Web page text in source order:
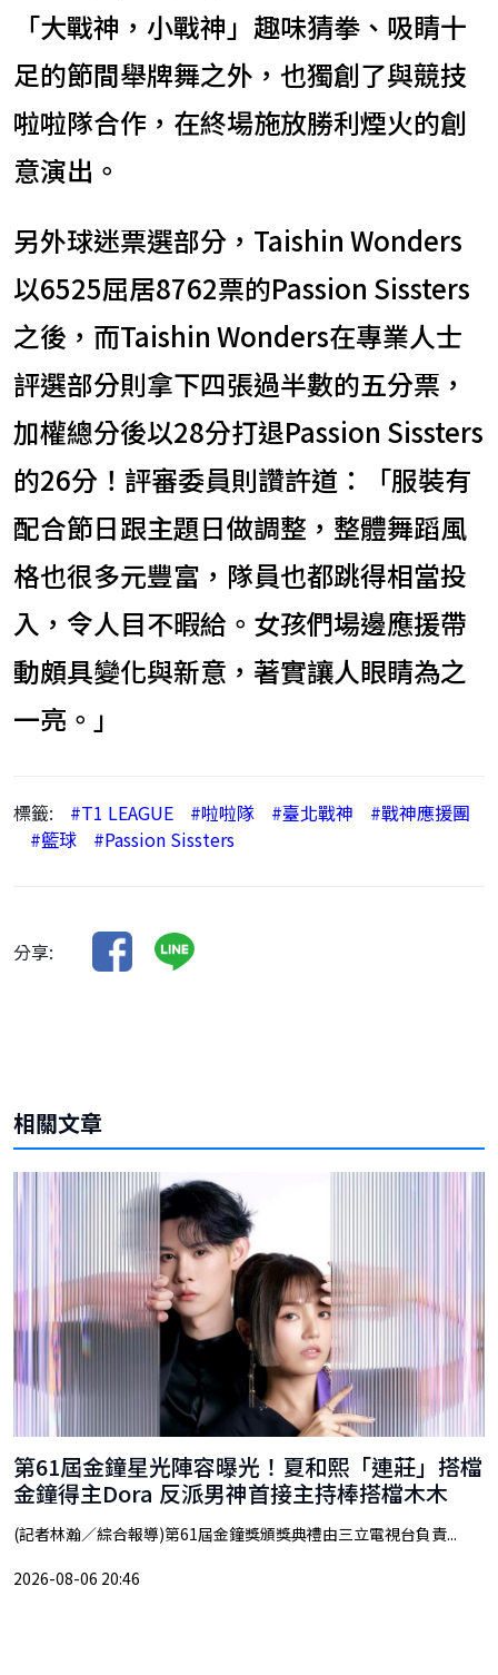
「大戰神，小戰神」趣味猜拳、吸睛十
足的節間舉牌舞之外，也獨創了與競技
啦啦隊合作，在終場施放勝利煙火的創
意演出。
另外球迷票選部分，Taishin Wonders
以6525屈居8762票的Passion Sissters
之後，而Taishin Wonders在專業人士
評選部分則拿下四張過半數的五分票，
加權總分後以28分打退Passion Sissters
的26分！評審委員則讚許道：「服裝有
配合節日跟主題日做調整，整體舞蹈風
格也很多元豐富，隊員也都跳得相當投
入，令人目不暇給。女孩們場邊應援帶
動頗具變化與新意，著實讓人眼睛為之
一亮。」
標籤: #T1 LEAGUE #啦啦隊 #臺北戰神
#戰神應援團
#籃球
#Passion Sissters
分享:
相關文章
第61屆金鐘星光陣容曝光！夏和熙「連莊」搭檔
金鐘得主Dora 反派男神首接主持棒搭檔木木
(記者林瀚／綜合報導)第61屆金鐘獎頒獎典禮由三立電視台負責...
2026-08-06 20:46